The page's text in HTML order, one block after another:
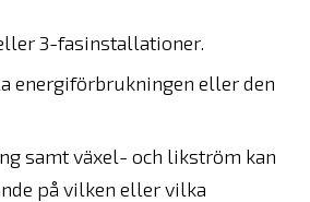
3-fasinstallationer.
energiförbrukningen eller den
samt växel- och likström kan
på vilken eller vilka